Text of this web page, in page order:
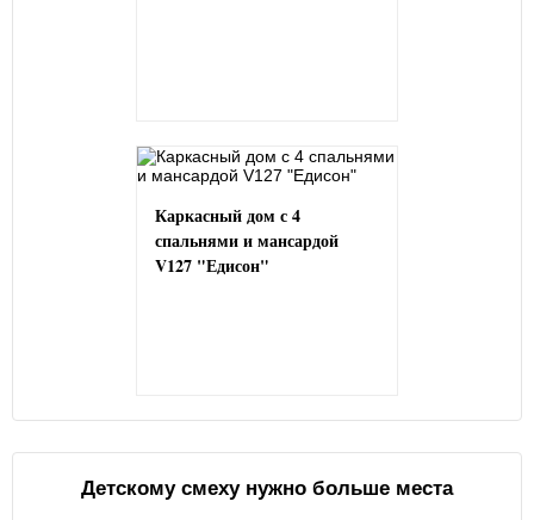
Каркасный дом с 4
спальнями и мансардой
V127 "Едисон"
Детскому смеху нужно больше места